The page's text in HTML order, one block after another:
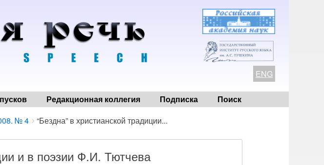
ENG
Редакционная коллегия Подписка Поиск
№ 4 “Бездна” в христианской традиции...
и в поэзии Ф.И. Тютчева